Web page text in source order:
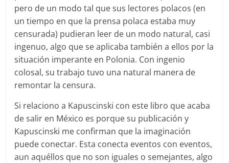
pero de un modo tal que sus lectores polacos (en
un tiempo en que la prensa polaca estaba muy
censurada) pudieran leer de un modo natural, casi
ingenuo, algo que se aplicaba también a ellos por la
situación imperante en Polonia. Con ingenio
colosal, su trabajo tuvo una natural manera de
remontar la censura.
Si relaciono a Kapuscinski con este libro que acaba
de salir en México es porque su publicación y
Kapuscinski me confirman que la imaginación
puede conectar. Esta conecta eventos con eventos,
aun aquéllos que no son iguales o semejantes, algo